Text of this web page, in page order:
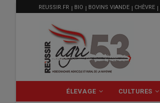
MENU
FILIÈRE
REUSSIR.FR BIO BOVINS VIANDE CHÈVRE
PRINCIPALE
ÉLEVAGE CULTURES